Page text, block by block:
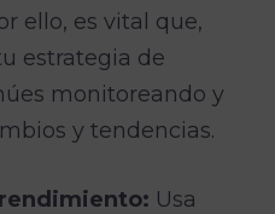
ello, es vital que,
estrategia de
monitoreando y
y tendencias.
Usa